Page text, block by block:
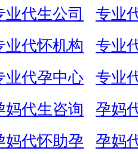
业代生公司
专业
业代怀机构
专业
业代孕中心
专业
妈代生咨询
孕妈
妈代怀助孕
孕妈